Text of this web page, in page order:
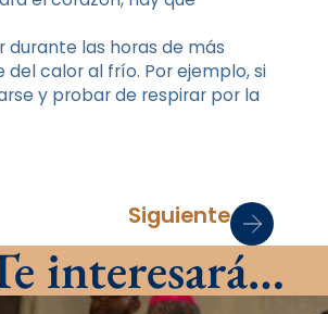
las horas de más
calor al frío. Por ejemplo, si
y probar de respirar por la
Siguiente
interesará…